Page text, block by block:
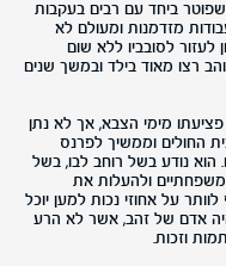
על", עד שפוטר ביחד עם רבים בעקבות
מזדמנות ומעולם לא
לעזור לסובביו ללא שום
רצו מאוד בילד ובמשך שנים
פציעתו מימי הצבא, אך לא נתן
החולים וממשיך לפרנס
הוא נודע בשל רוחב לבו, בשל
משפחתיים ולהעלות את
על אחוזי נכות למען יוכל
אדם של זהב, אשר לא הרע
וזכות.